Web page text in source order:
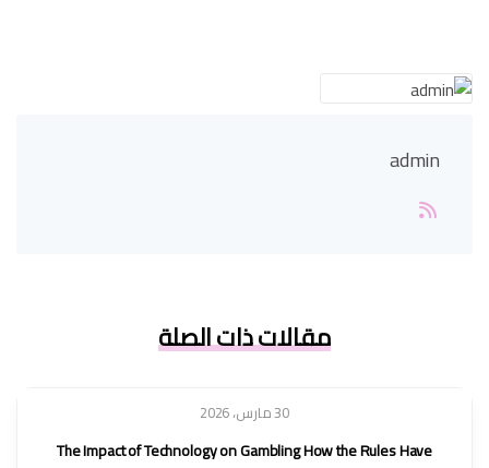
admin
مقالات ذات الصلة
30 مارس، 2026
The Impact of Technology on Gambling How the Rules Have